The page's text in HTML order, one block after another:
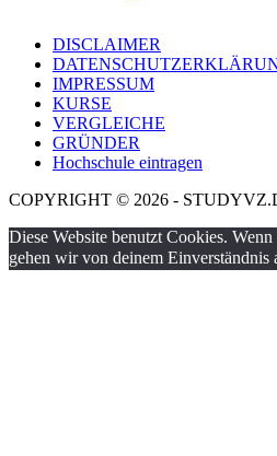
DISCLAIMER
IMPRESSUM
KURSE
VERGLEICHE
GRÜNDER
Hochschule eintragen
COPYRIGHT © 2026 -
Diese Website benutzt Cookies.
gehen wir von deinem Einverständnis